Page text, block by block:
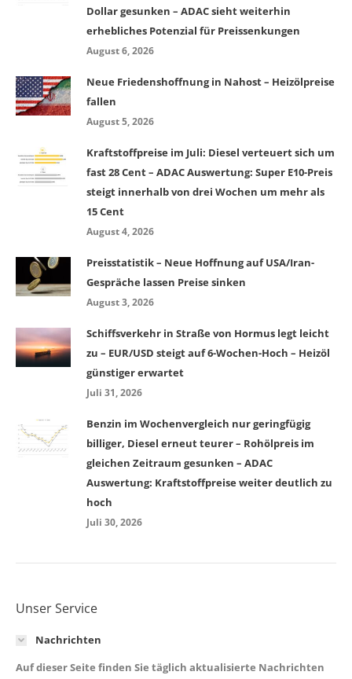
Dollar gesunken – ADAC sieht weiterhin
erhebliches Potenzial für Preissenkungen
August 6, 2026
Neue Friedenshoffnung in Nahost – Heizölpreise
fallen
August 5, 2026
Kraftstoffpreise im Juli: Diesel verteuert sich um
fast 28 Cent – ADAC Auswertung: Super E10-Preis
steigt innerhalb von drei Wochen um mehr als
15 Cent
August 4, 2026
Preisstatistik – Neue Hoffnung auf USA/Iran-
Gespräche lassen Preise sinken
August 3, 2026
Schiffsverkehr in Straße von Hormus legt leicht
zu – EUR/USD steigt auf 6-Wochen-Hoch – Heizöl
günstiger erwartet
Juli 31, 2026
Benzin im Wochenvergleich nur geringfügig
billiger, Diesel erneut teurer – Rohölpreis im
gleichen Zeitraum gesunken – ADAC
Auswertung: Kraftstoffpreise weiter deutlich zu
hoch
Juli 30, 2026
Unser Service
Nachrichten
Auf dieser Seite finden Sie täglich aktualisierte Nachrichten